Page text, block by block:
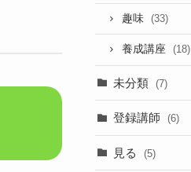
趣味 (33)
養成講座 (18)
未分類 (7)
登録講師 (6)
見る (5)